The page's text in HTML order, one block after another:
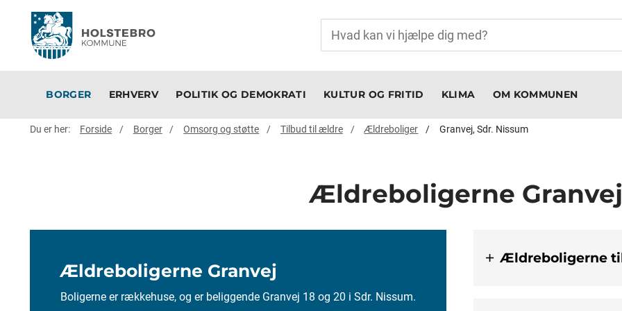
BORGER ERHVERV POLITIK OG DEMOKRATI KULTUR OG FRITID KLIMA OM KOMMUNEN
Du er her: Forside Borger Omsorg og støtte Tilbud til ældre Ældreboliger Granvej, Sdr. Nissum
Ældreboligerne Granvej
Ældreboligerne Granvej
Boligerne er rækkehuse, og er beliggende Granvej 18 og 20 i Sdr. Nissum.
Ældreboligerne